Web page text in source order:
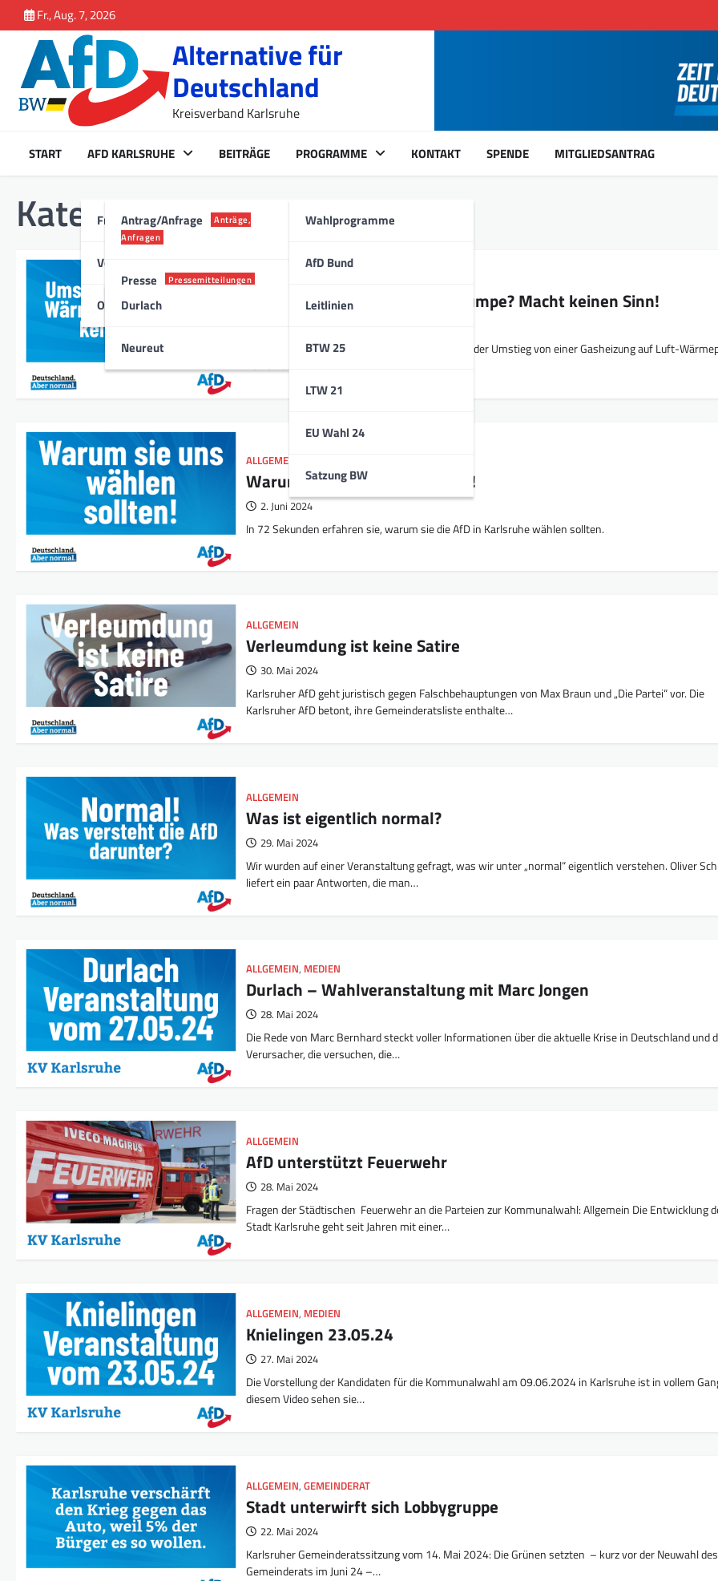
springen
to
content
Fr., Aug. 7, 2026
Alternative für
Deutschland
Kreisverband Karlsruhe
START AFD KARLSRUHE
Fraktion Karlsruhe
Antrag/Anfrage
Anträge,
Anfragen
Presse Pressemitteilungen
Vorstand
Ortsverband
Durlach
Neureut
BEITRÄGE PROGRAMME
Wahlprogramme
AfD Bund
Leitlinien
BTW 25
LTW 21
EU Wahl 24
Satzung BW
KONTAKT SPENDE MITGLIEDSANTRAG
Kategorie:Allgemein
ALLGEMEIN
Umstieg von Gas auf Wärmepumpe? Macht keinen Sinn!
Dr. Paul Schmidt erklärt in 90 Sekunden, warum der Umstieg von einer Gasheizung auf Luft-
keinen Sinn macht!
ALLGEMEIN
Warum sie uns wählen sollten!
2. Juni 2024
In 72 Sekunden erfahren sie, warum sie die AfD in Karlsruhe wählen sollten.
ALLGEMEIN
Verleumdung ist keine Satire
30. Mai 2024
Karlsruher AfD geht juristisch gegen Falschbehauptungen von Max Braun und „Die Partei“ vor. Die
Karlsruher AfD betont, ihre Gemeinderatsliste enthalte…
ALLGEMEIN
Was ist eigentlich normal?
29. Mai 2024
Wir wurden auf einer Veranstaltung gefragt, was wir unter „normal“ eigentlich verstehen. Oliver
liefert ein paar Antworten, die man…
ALLGEMEIN, MEDIEN
Durlach – Wahlveranstaltung mit Marc Jongen
28. Mai 2024
Die Rede von Marc Bernhard steckt voller Informationen über die aktuelle Krise in Deutschland und
Verursacher, die versuchen, die…
ALLGEMEIN
AfD unterstützt Feuerwehr
28. Mai 2024
Fragen der Städtischen Feuerwehr an die Parteien zur Kommunalwahl: Allgemein Die Entwicklung
Stadt Karlsruhe geht seit Jahren mit einer…
ALLGEMEIN, MEDIEN
Knielingen 23.05.24
27. Mai 2024
Die Vorstellung der Kandidaten für die Kommunalwahl am 09.06.2024 in Karlsruhe ist in vollem
diesem Video sehen sie…
ALLGEMEIN,GEMEINDERAT
Stadt unterwirft sich Lobbygruppe
22. Mai 2024
Karlsruher Gemeinderatssitzung vom 14. Mai 2024: Die Grünen setzten – kurz vor der Neuwahl des
Gemeinderats im Juni 24 –…